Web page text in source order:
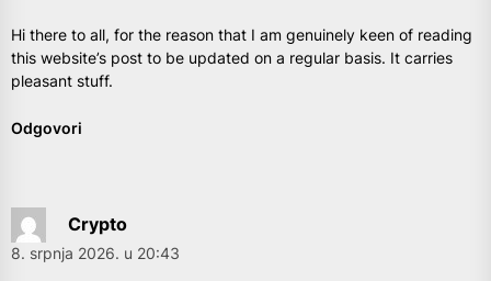
Hi there to all, for the reason that I am genuinely keen of reading
this website’s post to be updated on a regular basis. It carries
pleasant stuff.
Odgovori
Crypto
8. srpnja 2026. u 20:43